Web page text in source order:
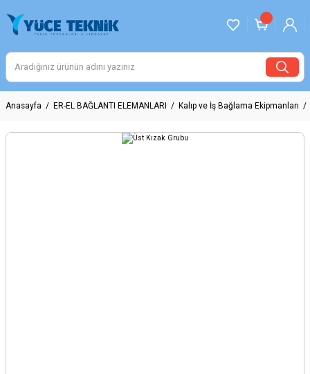
Anasayfa ER-EL BAĞLANTI ELEMANLARI Kalıp ve İş Bağlama Ekipmanları